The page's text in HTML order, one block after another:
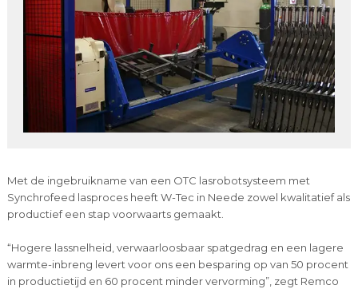
Met de ingebruikname van een OTC lasrobotsysteem met
Synchrofeed lasproces heeft W-Tec in Neede zowel kwalitatief als
productief een stap voorwaarts gemaakt.
“Hogere lassnelheid, verwaarloosbaar spatgedrag en een lagere
warmte-inbreng levert voor ons een besparing op van 50 procent
in productietijd en 60 procent minder vervorming”, zegt Remco